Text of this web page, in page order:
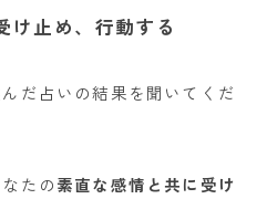
け止め、行動する
だ占いの結果を聞いてくだ
たの素直な感情と共に受け